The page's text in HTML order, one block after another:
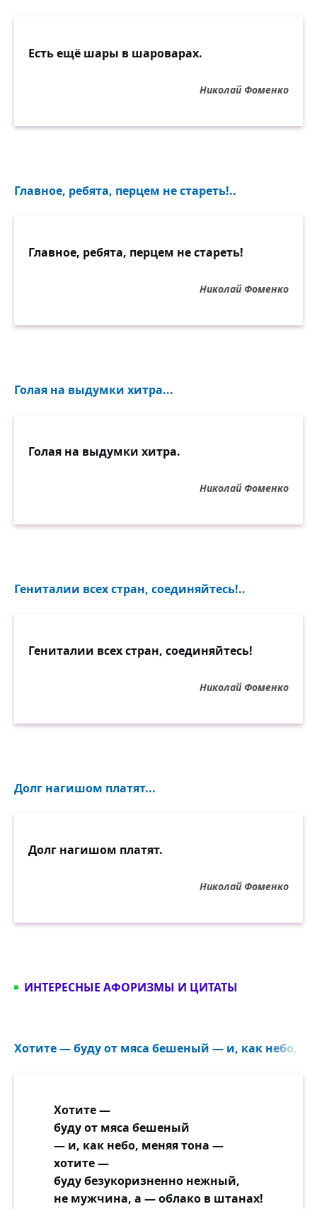
Есть ещё шары в шароварах.
Николай Фоменко
Главное, ребята, перцем не стареть!..
Главное, ребята, перцем не стареть!
Николай Фоменко
Голая на выдумки хитра...
Голая на выдумки хитра.
Николай Фоменко
Гениталии всех стран, соединяйтесь!..
Гениталии всех стран, соединяйтесь!
Николай Фоменко
Долг нагишом платят...
Долг нагишом платят.
Николай Фоменко
ИНТЕРЕСНЫЕ АФОРИЗМЫ И ЦИТАТЫ
Хотите — буду от мяса бешеный — и, как небо,
Хотите —
буду от мяса бешеный
— и, как небо, меняя тона —
хотите —
буду безукоризненно нежный,
не мужчина, а — облако в штанах!